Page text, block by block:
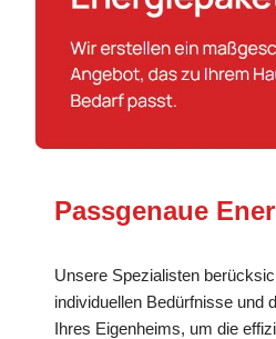
Passgenaue
Unsere Spezialisten
individuellen Bedürfnisse und
Ihres Eigenheims, um die